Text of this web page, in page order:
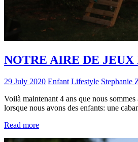
NOTRE AIRE DE JEUX
29 July 2020 Enfant Lifestyle Stephanie
Voilà maintenant 4 ans que nous
lorsque nous avons des enfants: une
Read more